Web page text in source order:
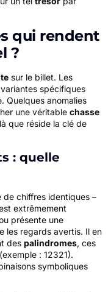
qui rendent
?
sur le billet. Les
spécifiques
Quelques anomalies
une véritable chasse
que réside la clé de
: quelle
de chiffres identiques –
est extrêmement
présente une
les regards avertis. Il en
des palindromes, ces
: 12321).
symboliques